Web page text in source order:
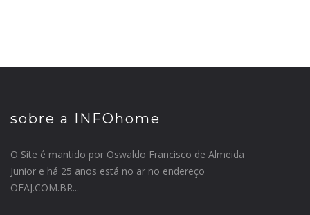
sobre a INFOhome
O Site é mantido por Oswaldo Francisco de Almeida
Junior e há 25 anos está no ar no endereço
OFAJ.COM.BR...